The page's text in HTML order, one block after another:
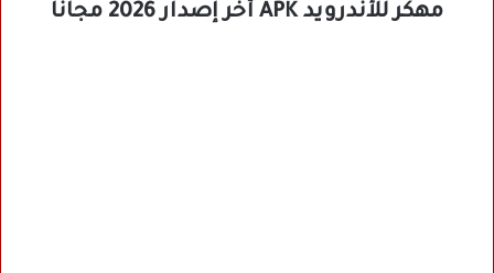
مهكر للأندرويد APK أخر إصدار 2026 مجانًا